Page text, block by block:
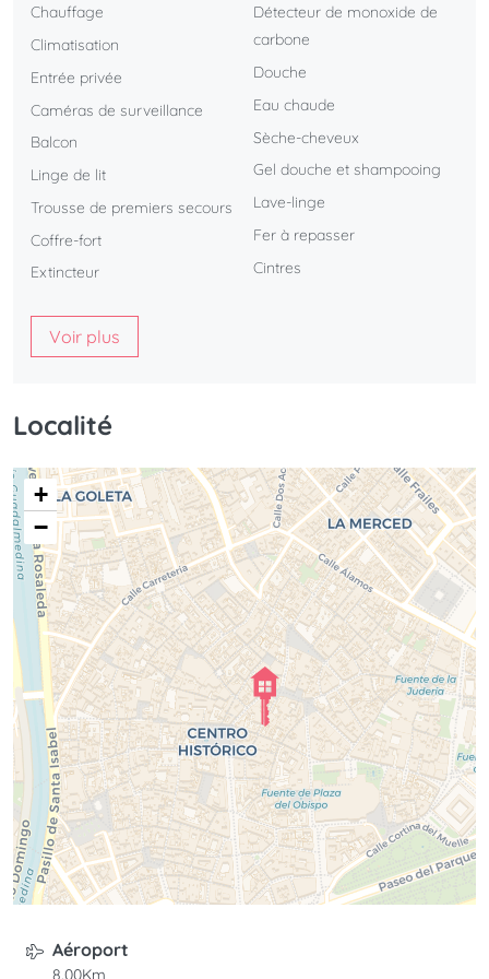
Chauffage
Climatisation
Entrée privée
Caméras de surveillance
Balcon
Linge de lit
Trousse de premiers secours
Coffre-fort
Extincteur
Détecteur de monoxide de
carbone
Douche
Eau chaude
Sèche-cheveux
Gel douche et shampooing
Lave-linge
Fer à repasser
Cintres
Voir plus
Localité
+
−
Aéroport
8.00Km